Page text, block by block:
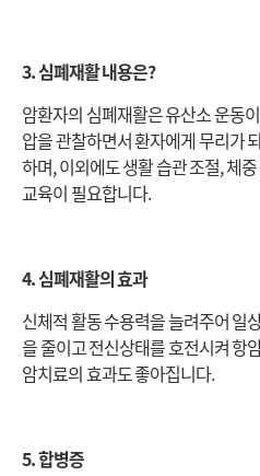
3. 심폐재활 내용은?
암환자의 심폐재활은 유산소 운동
압을 관찰하면서 환자에게 무리가
하며, 이외에도 생활 습관 조절, 체
교육이 필요합니다.
4. 심폐재활의 효과
신체적 활동 수용력을 늘려주어 일
을 줄이고 전신상태를 호전시켜 항
암치료의 효과도 좋아집니다.
5. 합병증